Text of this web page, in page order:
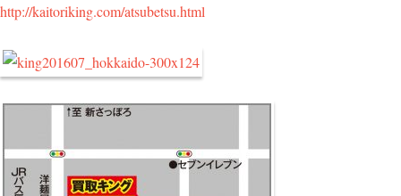
http://kaitoriking.com/atsubetsu.html